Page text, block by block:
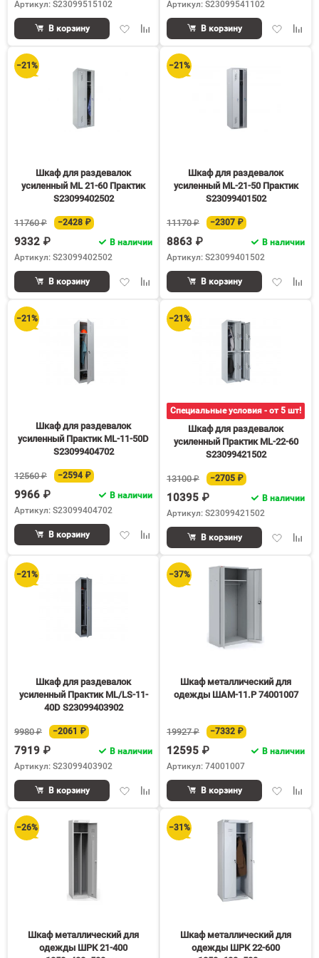
Артикул: S23099515102
ДобавитьДобавить
сравнению
В корзину
Артикул: S23099541102
Добавить
В корзину
−21%
Шкаф для раздевалок
усиленный ML 21-60 Практик
S23099402502
11760 ₽ −2428 ₽
9332 ₽
В наличии
Артикул: S23099402502
ДобавитьДобавить
сравнению
В корзину
−21%
Шкаф для раздевалок
усиленный ML-21-50 Практик
S23099401502
11170 ₽ −2307 ₽
8863 ₽
В наличии
Артикул: S23099401502
Добавить
В корзину
−21%
Шкаф для раздевалок
усиленный Практик ML-11-50D
S23099404702
12560 ₽ −2594 ₽
9966 ₽
В наличии
Артикул: S23099404702
ДобавитьДобавить
сравнению
В корзину
−21%
Специальные условия - от 5 шт!
Шкаф для раздевалок
усиленный Практик ML-22-60
S23099421502
13100 ₽ −2705 ₽
10395 ₽
В наличии
Артикул: S23099421502
Добавить
В корзину
−21%
Шкаф для раздевалок
усиленный Практик ML/LS-11-
40D S23099403902
9980 ₽ −2061 ₽
7919 ₽
В наличии
Артикул: S23099403902
ДобавитьДобавить
сравнению
В корзину
−37%
Шкаф металлический для
одежды ШАМ-11.Р 74001007
19927 ₽ −7332 ₽
12595 ₽
В наличии
Артикул: 74001007
Добавить
В корзину
−26%
Шкаф металлический для
одежды ШРК 21-400
−31%
Шкаф металлический для
одежды ШРК 22-600